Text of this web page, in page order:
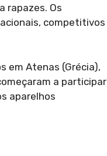
rapazes. Os
competitivos
em Atenas (Grécia),
a participar
aparelhos